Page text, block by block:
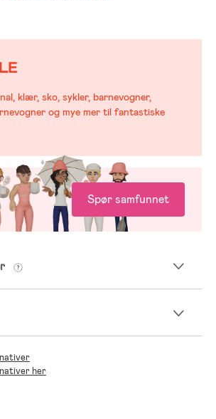
klær, sko, sykler, barnevogner,
og mye mer til fantastiske
Spør samfunnet
her